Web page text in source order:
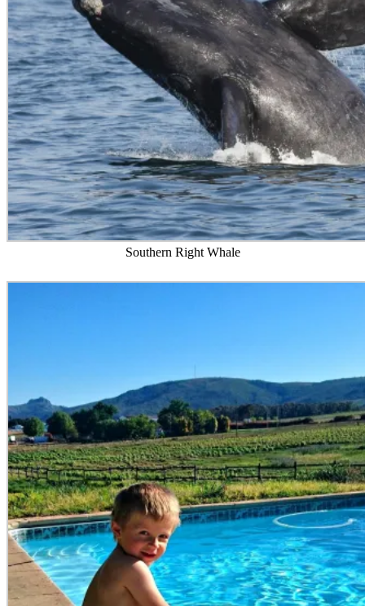
Southern Right Whale